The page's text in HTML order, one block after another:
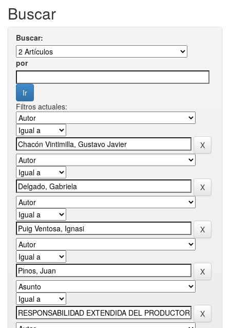
Buscar
Buscar:
por
Filtros actuales: